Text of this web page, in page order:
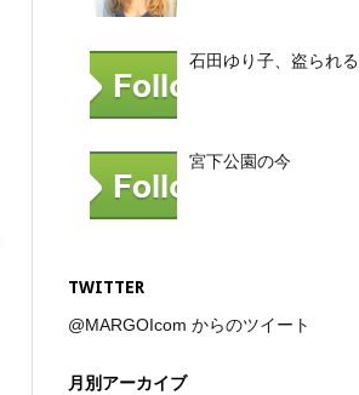
石田ゆり子、盗られる
宮下公園の今
TWITTER
@MARGOIcom からのツイート
月別アーカイブ